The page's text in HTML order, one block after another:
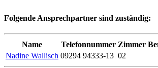
Folgende Ansprechpartner sind zuständig:
Name Telefonnummer Zimmer
Nadine Wallisch 09294 94333-13 02